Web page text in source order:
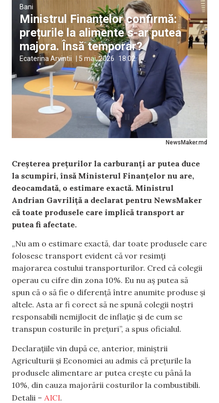
NewsMaker.md
Bani
Ministrul Finanțelor confirmă:
prețurile la alimente s-ar putea
majora. Însă temporar?
Ecaterina Arvintii 5 mai, 2026 18:02
Creșterea prețurilor la carburanți ar putea duce
la scumpiri, însă Ministerul Finanțelor nu are,
deocamdată, o estimare exactă. Ministrul
Andrian Gavriliță a declarat pentru NewsMaker
că toate produsele care implică transport ar
putea fi afectate.
„Nu am o estimare exactă, dar toate produsele care
folosesc transport evident că vor resimți
majorarea costului transporturilor. Cred că colegii
operau cu cifre din zona 10%. Eu nu aș putea să
spun că o să fie o diferență între anumite produse și
altele. Asta ar fi corect să ne spună colegii noștri
responsabili nemijlocit de inflație și de cum se
transpun costurile în prețuri”, a spus oficialul.
Declarațiile vin după ce, anterior, miniștrii
Agriculturii și Economiei au admis că prețurile la
produsele alimentare ar putea crește cu până la
10%, din cauza majorării costurilor la combustibili.
Detalii – AICI.